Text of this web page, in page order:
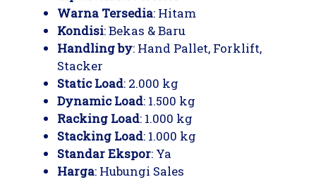
Warna Tersedia: Hitam
Kondisi: Bekas & Baru
Handling by: Hand Pallet, Forklift,
Stacker
Static Load: 2.000 kg
Dynamic Load: 1.500 kg
Racking Load: 1.000 kg
Stacking Load: 1.000 kg
Standar Ekspor: Ya
Harga: Hubungi Sales